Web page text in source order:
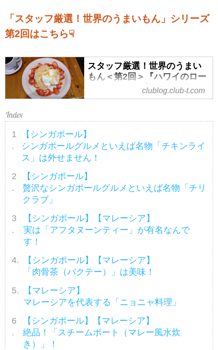
ツーリズム
グルメなどの情報を発信している
『海外の「味」物語』から、新シ
まいもん＞と題してご紹介してい
ントとともにご案内します。
「スタッフ厳選！世界のうまいもん」シリーズ
第2回はこちら☟
スタッフ厳選！世界のうまい
もん＜第2回＞『ハワイのロー
カルグルメ』【好奇心で旅す
る海外】＜海外の「味」物語
ログ～｜クラブツーリズム
グルメ！各国の名物料理や現地に
精通しているスタッフのイチ押し
リーズ＜スタッフ厳選！世界のう
きます。第2回は、ハワイ！！コロ
ナ禍ではありますが、2021年12月
現在、ハワイは一定条件のもと入
となっています。ツアーで訪れる
には帰国後の規制緩和などの条件
ワイでいろんな美味しいものを食
べてみ...
clublog.club-t.com
【シンガポール】
シンガポールグルメといえば名物「チキンライ
ス」は外せません！
【シンガポール】
贅沢なシンガポールグルメといえば名物「チリ
クラブ」
【シンガポール】【マレーシア】
実は「アフタヌーンティー」が有名なんで
す！
【シンガポール】【マレーシア】
「肉骨茶（バクテー）」は美味！
【マレーシア】
マレーシアを代表する「ニョニャ料理」
【シンガポール】【マレーシア】
絶品！「スチームボート（マレー風水炊
き）」！